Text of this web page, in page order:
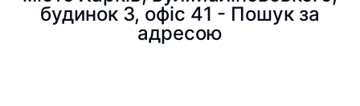
будинок 3, офіс 41 - Пошук за
адресою